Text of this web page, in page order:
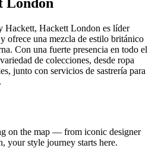
London
Hackett, Hackett London es líder
ofrece una mezcla de estilo británico
Con una fuerte presencia en todo el
de colecciones, desde ropa
junto con servicios de sastrería para
on the map — from iconic designer
your style journey starts here.